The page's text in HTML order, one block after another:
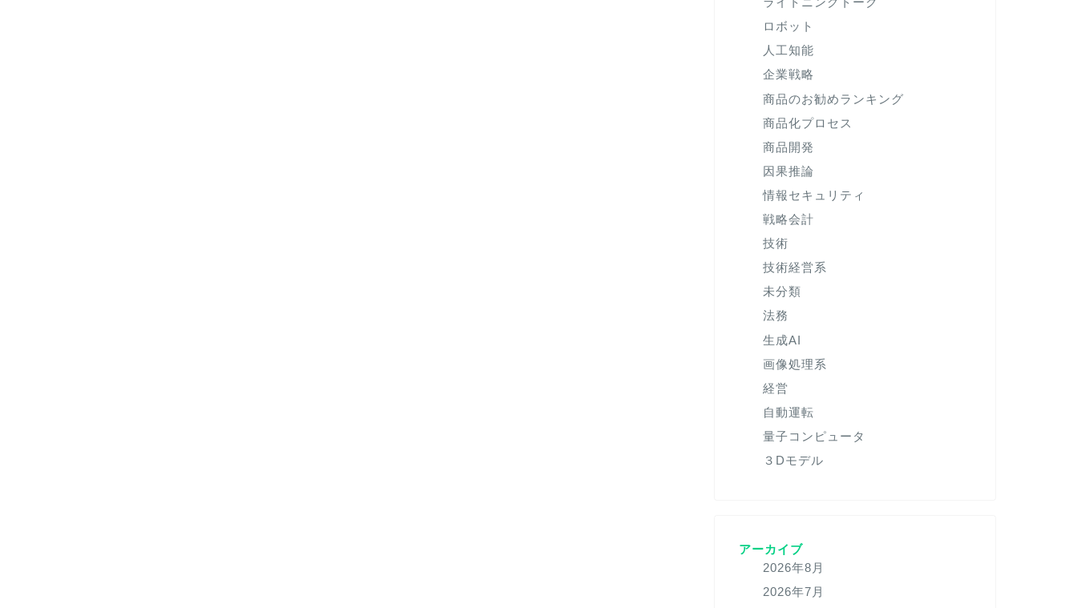
ロボット
人工知能
企業戦略
商品のお勧めランキング
商品化プロセス
商品開発
因果推論
情報セキュリティ
戦略会計
技術
技術経営系
未分類
法務
生成AI
画像処理系
経営
自動運転
量子コンピュータ
３Dモデル
アーカイブ
2026年8月
2026年7月